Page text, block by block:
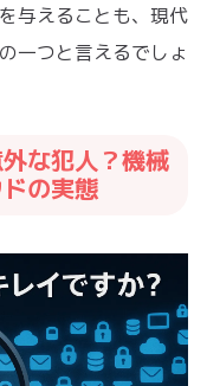
与えることも、現代
一つと言えるでしょ
な犯人？機械
の実態